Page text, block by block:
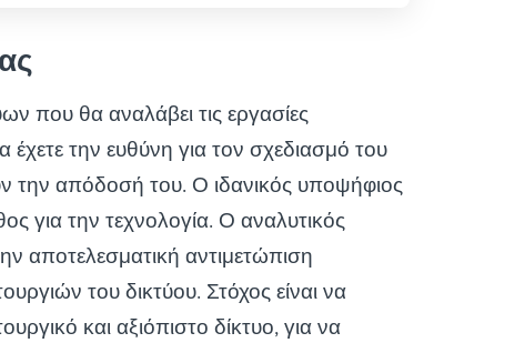
που θα αναλάβει τις εργασίες
την ευθύνη για τον σχεδιασμό του
την απόδοσή του. Ο ιδανικός υποψήφιος
για την τεχνολογία. Ο αναλυτικός
αποτελεσματική αντιμετώπιση
του δικτύου. Στόχος είναι να
και αξιόπιστο δίκτυο, για να